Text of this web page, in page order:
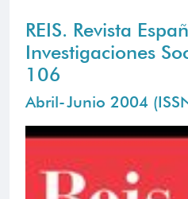
REIS. Revista
Investigaciones
106
Abril-Junio 2004